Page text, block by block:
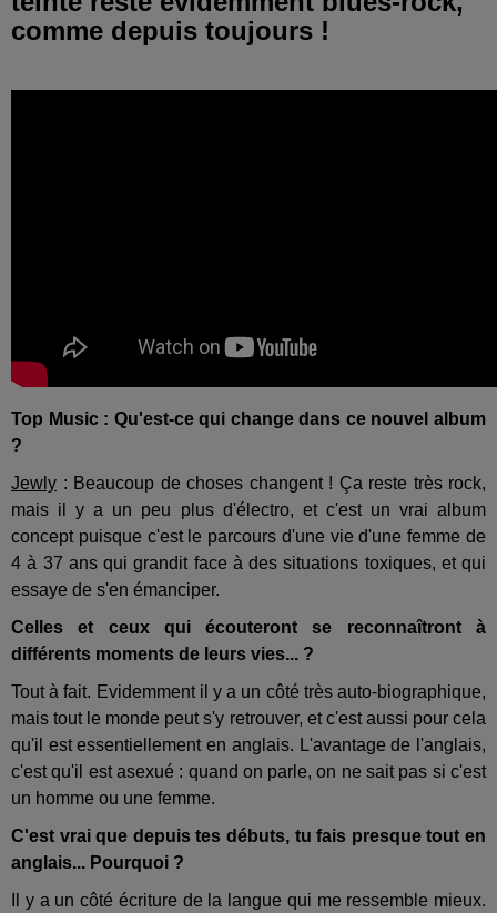
comme depuis toujours !
Top Music : Qu'est-ce qui change dans ce nouvel album
?
Jewly : Beaucoup de choses changent ! Ça reste très rock,
mais il y a un peu plus d'électro, et c'est un vrai album
concept puisque c'est le parcours d'une vie d'une femme de
4 à 37 ans qui grandit face à des situations toxiques, et qui
essaye de s'en émanciper.
Celles et ceux qui écouteront se reconnaîtront à
différents moments de leurs vies... ?
Tout à fait. Evidemment il y a un côté très auto-biographique,
mais tout le monde peut s'y retrouver, et c'est aussi pour cela
qu'il est essentiellement en anglais. L'avantage de l'anglais,
c'est qu'il est asexué : quand on parle, on ne sait pas si c'est
un homme ou une femme.
C'est vrai que depuis tes débuts, tu fais presque tout en
anglais... Pourquoi ?
Il y a un côté écriture de la langue qui me ressemble mieux.